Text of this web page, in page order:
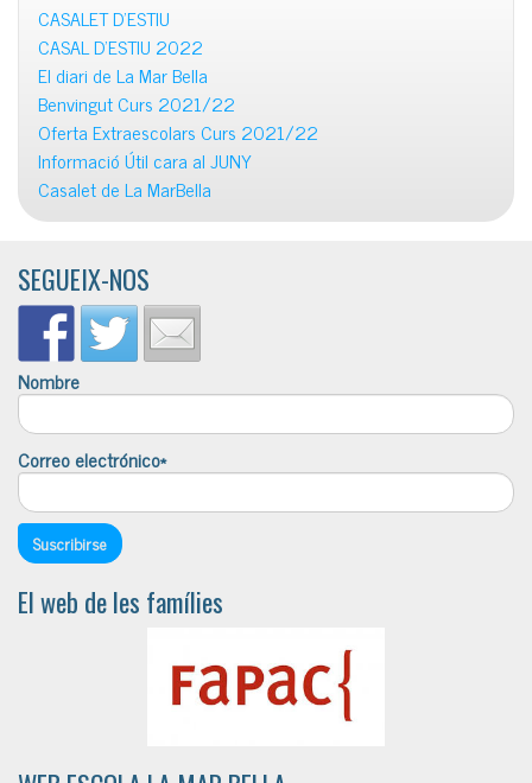
CASALET D’ESTIU
CASAL D’ESTIU 2022
El diari de La Mar Bella
Benvingut Curs 2021/22
Oferta Extraescolars Curs 2021/22
Informació Útil cara al JUNY
Casalet de La MarBella
SEGUEIX-NOS
Nombre
Correo electrónico*
El web de les famílies